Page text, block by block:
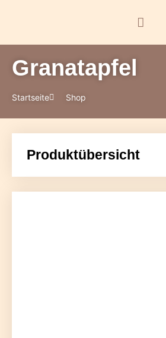
Granatapfel
Startseite Shop
Produktübersicht